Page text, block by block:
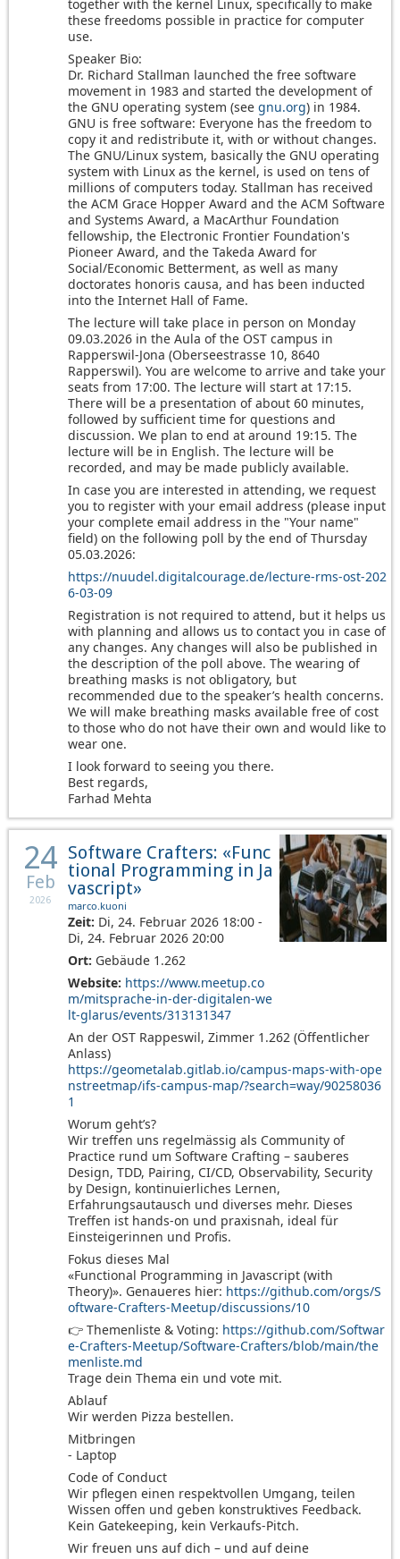
together with the kernel Linux, specifically to make
these freedoms possible in practice for computer
use.
Speaker Bio:
Dr. Richard Stallman launched the free software
movement in 1983 and started the development of
the GNU operating system (see gnu.org) in 1984.
GNU is free software: Everyone has the freedom to
copy it and redistribute it, with or without changes.
The GNU/Linux system, basically the GNU operating
system with Linux as the kernel, is used on tens of
millions of computers today. Stallman has received
the ACM Grace Hopper Award and the ACM Software
and Systems Award, a MacArthur Foundation
fellowship, the Electronic Frontier Foundation's
Pioneer Award, and the Takeda Award for
Social/Economic Betterment, as well as many
doctorates honoris causa, and has been inducted
into the Internet Hall of Fame.
The lecture will take place in person on Monday
09.03.2026 in the Aula of the OST campus in
Rapperswil-Jona (Oberseestrasse 10, 8640
Rapperswil). You are welcome to arrive and take your
seats from 17:00. The lecture will start at 17:15.
There will be a presentation of about 60 minutes,
followed by sufficient time for questions and
discussion. We plan to end at around 19:15. The
lecture will be in English. The lecture will be
recorded, and may be made publicly available.
In case you are interested in attending, we request
you to register with your email address (please input
your complete email address in the "Your name"
field) on the following poll by the end of Thursday
05.03.2026:
https://nuudel.digitalcourage.de/lecture-rms-ost-202
6-03-09
Registration is not required to attend, but it helps us
with planning and allows us to contact you in case of
any changes. Any changes will also be published in
the description of the poll above. The wearing of
breathing masks is not obligatory, but
recommended due to the speaker’s health concerns.
We will make breathing masks available free of cost
to those who do not have their own and would like to
wear one.
I look forward to seeing you there.
Best regards,
Farhad Mehta
24
Feb
2026
Software Crafters: «Func
tional Programming in Ja
vascript»
marco.kuoni
Zeit: Di, 24. Februar 2026 18:00 -
Di, 24. Februar 2026 20:00
Ort: Gebäude 1.262
Website: https://www.meetup.co
m/mitsprache-in-der-digitalen-we
lt-glarus/events/313131347
An der OST Rappeswil, Zimmer 1.262 (Öffentlicher
Anlass)
https://geometalab.gitlab.io/campus-maps-with-ope
nstreetmap/ifs-campus-map/?search=way/90258036
1
Worum geht’s?
Wir treffen uns regelmässig als Community of
Practice rund um Software Crafting – sauberes
Design, TDD, Pairing, CI/CD, Observability, Security
by Design, kontinuierliches Lernen,
Erfahrungsautausch und diverses mehr. Dieses
Treffen ist hands-on und praxisnah, ideal für
Einsteigerinnen und Profis.
Fokus dieses Mal
«Functional Programming in Javascript (with
Theory)». Genaueres hier: https://github.com/orgs/S
oftware-Crafters-Meetup/discussions/10
👉 Themenliste & Voting: https://github.com/Softwar
e-Crafters-Meetup/Software-Crafters/blob/main/the
menliste.md
Trage dein Thema ein und vote mit.
Ablauf
Wir werden Pizza bestellen.
Mitbringen
- Laptop
Code of Conduct
Wir pflegen einen respektvollen Umgang, teilen
Wissen offen und geben konstruktives Feedback.
Kein Gatekeeping, kein Verkaufs-Pitch.
Wir freuen uns auf dich – und auf deine